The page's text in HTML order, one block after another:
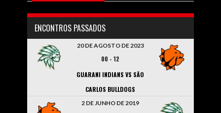
ENCONTROS PASSADOS
20 DE AGOSTO DE 2023
00 -12
GUARANI INDIANS VS SÃO
CARLOS BULLDOGS
2 DE JUNHO DE 2019